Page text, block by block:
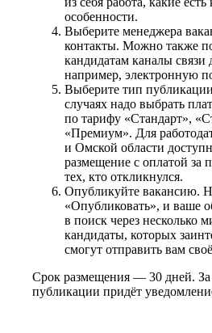
особенности.
Выберите менеджера
контакты. Можно также
кандидатам каналы
например, электронную
Выберите тип
случаях надо выбрать
по тарифу «Стандарт»,
«Премиум». Для
и Омской области
размещение с оплатой за
тех, кто откликнулся.
Опубликуйте вакансию.
«Опубликовать», и ваше
в поиск через несколько
кандидаты, которых
смогут отправить вам
Срок размещения — 30 дней. За
публикации придёт